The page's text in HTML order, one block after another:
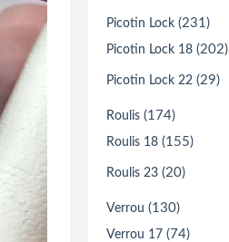
Picotin Lock (231)
Picotin Lock 18 (202)
Picotin Lock 22 (29)
Roulis (174)
Roulis 18 (155)
Roulis 23 (20)
Verrou (130)
Verrou 17 (74)